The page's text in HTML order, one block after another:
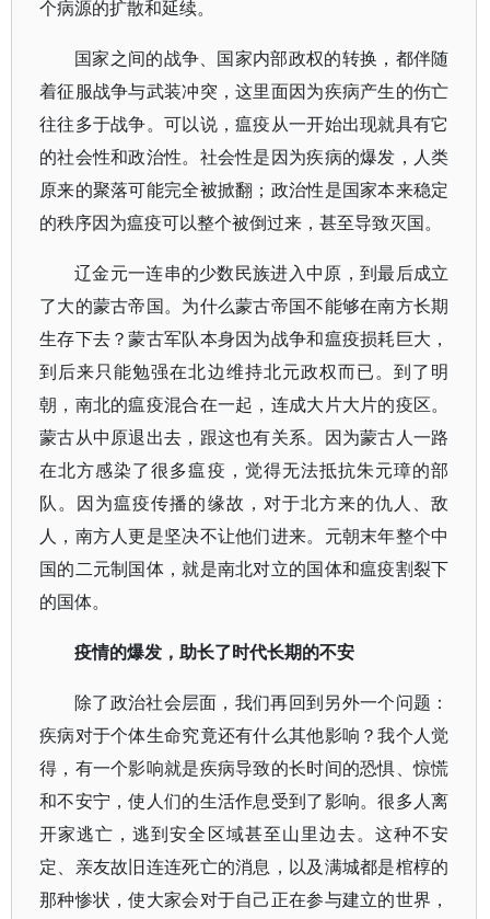
个病源的扩散和延续。
国家之间的战争、国家内部政权的转换，都伴随
着征服战争与武装冲突，这里面因为疾病产生的伤亡
往往多于战争。可以说，瘟疫从一开始出现就具有它
的社会性和政治性。社会性是因为疾病的爆发，人类
原来的聚落可能完全被掀翻；政治性是国家本来稳定
的秩序因为瘟疫可以整个被倒过来，甚至导致灭国。
辽金元一连串的少数民族进入中原，到最后成立
了大的蒙古帝国。为什么蒙古帝国不能够在南方长期
生存下去？蒙古军队本身因为战争和瘟疫损耗巨大，
到后来只能勉强在北边维持北元政权而已。到了明
朝，南北的瘟疫混合在一起，连成大片大片的疫区。
蒙古从中原退出去，跟这也有关系。因为蒙古人一路
在北方感染了很多瘟疫，觉得无法抵抗朱元璋的部
队。因为瘟疫传播的缘故，对于北方来的仇人、敌
人，南方人更是坚决不让他们进来。元朝末年整个中
国的二元制国体，就是南北对立的国体和瘟疫割裂下
的国体。
疫情的爆发，助长了时代长期的不安
除了政治社会层面，我们再回到另外一个问题：
疾病对于个体生命究竟还有什么其他影响？我个人觉
得，有一个影响就是疾病导致的长时间的恐惧、惊慌
和不安宁，使人们的生活作息受到了影响。很多人离
开家逃亡，逃到安全区域甚至山里边去。这种不安
定、亲友故旧连连死亡的消息，以及满城都是棺椁的
那种惨状，使大家会对于自己正在参与建立的世界，